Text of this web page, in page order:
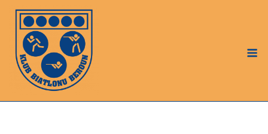
Skip
content